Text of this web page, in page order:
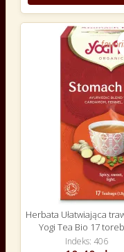
Herbata Ułatwiająca
Yogi Tea Bio 17
Indeks 406